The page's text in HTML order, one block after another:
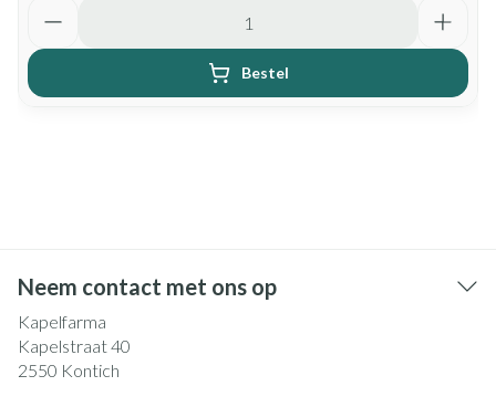
Bestel
Neem contact met ons op
Kapelfarma
Kapelstraat 40
2550 Kontich